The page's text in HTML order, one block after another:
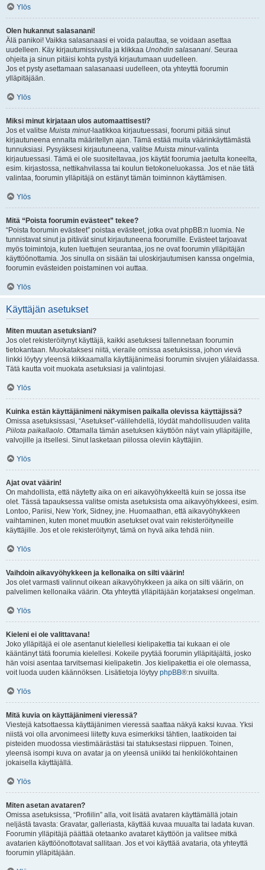
Ylös
Olen hukannut salasanani!
Älä panikoi! Vaikka salasanaasi ei voida palauttaa, se voidaan asettaa
uudelleen. Käy kirjautumissivulla ja klikkaa Unohdin salasanani. Seuraa
ohjeita ja sinun pitäisi kohta pystyä kirjautumaan uudelleen.
Jos et pysty asettamaan salasanaasi uudelleen, ota yhteyttä foorumin
ylläpitäjään.
Ylös
Miksi minut kirjataan ulos automaattisesti?
Jos et valitse Muista minut-laatikkoa kirjautuessasi, foorumi pitää sinut
kirjautuneena ennalta määritellyn ajan. Tämä estää muita väärinkäyttämästä
tunnuksiasi. Pysyäksesi kirjautuneena, valitse Muista minut-valinta
kirjautuessasi. Tämä ei ole suositeltavaa, jos käytät foorumia jaetulta koneelta,
esim. kirjastossa, nettikahvilassa tai koulun tietokoneluokassa. Jos et näe tätä
valintaa, foorumin ylläpitäjä on estänyt tämän toiminnon käyttämisen.
Ylös
Mitä “Poista foorumin evästeet” tekee?
“Poista foorumin evästeet” poistaa evästeet, jotka ovat phpBB:n luomia. Ne
tunnistavat sinut ja pitävät sinut kirjautuneena foorumille. Evästeet tarjoavat
myös toimintoja, kuten luettujen seurantaa, jos ne ovat foorumin ylläpitäjän
käyttöönottamia. Jos sinulla on sisään tai uloskirjautumisen kanssa ongelmia,
foorumin evästeiden poistaminen voi auttaa.
Ylös
Käyttäjän asetukset
Miten muutan asetuksiani?
Jos olet rekisteröitynyt käyttäjä, kaikki asetuksesi tallennetaan foorumin
tietokantaan. Muokataksesi niitä, vieraile omissa asetuksissa, johon vievä
linkki löytyy yleensä klikkaamalla käyttäjänimeäsi foorumin sivujen ylälaidassa.
Tätä kautta voit muokata asetuksiasi ja valintojasi.
Ylös
Kuinka estän käyttäjänimeni näkymisen paikalla olevissa käyttäjissä?
Omissa asetuksissasi, “Asetukset”-välilehdellä, löydät mahdollisuuden valita
Piilota paikallaolo. Ottamalla tämän asetuksen käyttöön näyt vain ylläpitäjille,
valvojille ja itsellesi. Sinut lasketaan piilossa oleviin käyttäjiin.
Ylös
Ajat ovat väärin!
On mahdollista, että näytetty aika on eri aikavyöhykkeeltä kuin se jossa itse
olet. Tässä tapauksessa valitse omista asetuksista oma aikavyöhykkeesi, esim.
Lontoo, Pariisi, New York, Sidney, jne. Huomaathan, että aikavyöhykkeen
vaihtaminen, kuten monet muutkin asetukset ovat vain rekisteröityneille
käyttäjille. Jos et ole rekisteröitynyt, tämä on hyvä aika tehdä niin.
Ylös
Vaihdoin aikavyöhykkeen ja kellonaika on silti väärin!
Jos olet varmasti valinnut oikean aikavyöhykkeen ja aika on silti väärin, on
palvelimen kellonaika väärin. Ota yhteyttä ylläpitäjään korjataksesi ongelman.
Ylös
Kieleni ei ole valittavana!
Joko ylläpitäjä ei ole asentanut kielellesi kielipakettia tai kukaan ei ole
kääntänyt tätä foorumia kielellesi. Kokeile pyytää foorumin ylläpitäjältä, josko
hän voisi asentaa tarvitsemasi kielipaketin. Jos kielipakettia ei ole olemassa,
voit luoda uuden käännöksen. Lisätietoja löytyy phpBB®:n sivuilta.
Ylös
Mitä kuvia on käyttäjänimeni vieressä?
Viestejä katsottaessa käyttäjänimen vieressä saattaa näkyä kaksi kuvaa. Yksi
niistä voi olla arvonimeesi liitetty kuva esimerkiksi tähtien, laatikoiden tai
pisteiden muodossa viestimäärästäsi tai statuksestasi riippuen. Toinen,
yleensä isompi kuva on avatar ja on yleensä uniikki tai henkilökohtainen
jokaisella käyttäjällä.
Ylös
Miten asetan avataren?
Omissa asetuksissa, “Profiilin” alla, voit lisätä avataren käyttämällä jotain
neljästä tavasta: Gravatar, galleriasta, käyttää kuvaa muualta tai ladata kuvan.
Foorumin ylläpitäjä päättää otetaanko avataret käyttöön ja valitsee mitkä
avatarien käyttöönottotavat sallitaan. Jos et voi käyttää avataria, ota yhteyttä
foorumin ylläpitäjään.